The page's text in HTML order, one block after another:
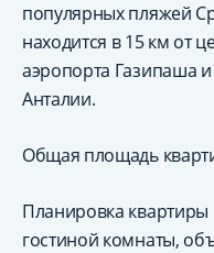
популярных пляжей
находится в 15 км от
аэропорта Газипаша
Анталии.
Общая площадь
Планировка
гостиной комнаты,